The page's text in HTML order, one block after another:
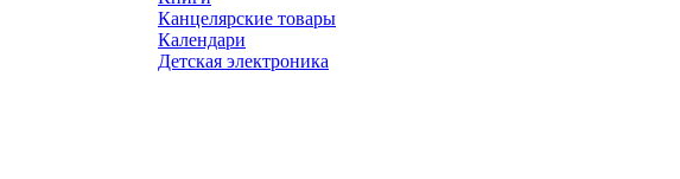
Канцелярские товары
Календари
Детская электроника